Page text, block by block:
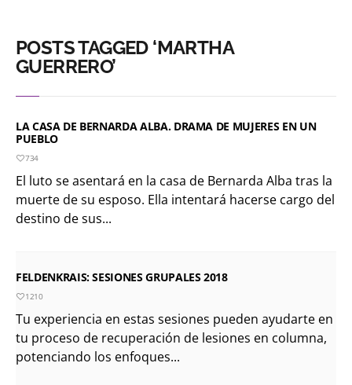
POSTS TAGGED ‘MARTHA
GUERRERO’
LA CASA DE BERNARDA ALBA. DRAMA DE MUJERES EN UN
PUEBLO
734
El luto se asentará en la casa de Bernarda Alba tras la
muerte de su esposo. Ella intentará hacerse cargo del
destino de sus...
FELDENKRAIS: SESIONES GRUPALES 2018
1210
Tu experiencia en estas sesiones pueden ayudarte en
tu proceso de recuperación de lesiones en columna,
potenciando los enfoques...